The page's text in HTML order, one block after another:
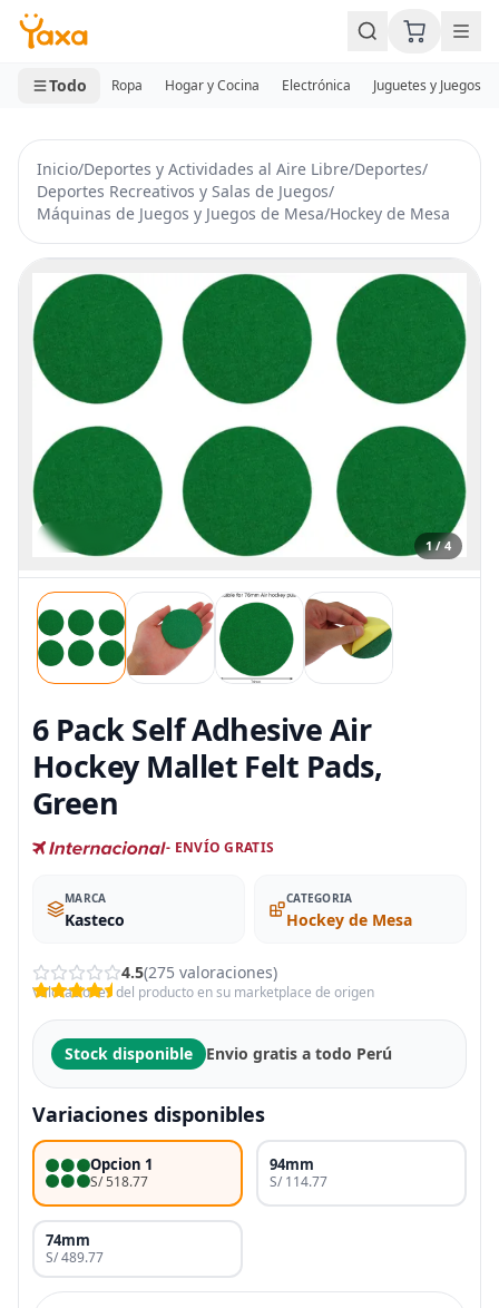
MINI CARRITO
0 productos
Todo Ropa Hogar y Cocina Electrónica Juguetes y Juegos
Inicio/Deportes y Actividades al Aire Libre/Deportes/
Deportes Recreativos y Salas de Juegos/
Máquinas de Juegos y Juegos de Mesa/Hockey de Mesa
1 / 4
6 Pack Self Adhesive Air
Hockey Mallet Felt Pads,
Green
- ENVÍO GRATIS
MARCA
Kasteco
CATEGORIA
Hockey de Mesa
4.5(275 valoraciones)
Valoraciones del producto en su marketplace de origen
Stock disponible Envio gratis a todo Perú
Variaciones disponibles
Opcion 1
S/ 518.77
94mm
S/ 114.77
74mm
S/ 489.77